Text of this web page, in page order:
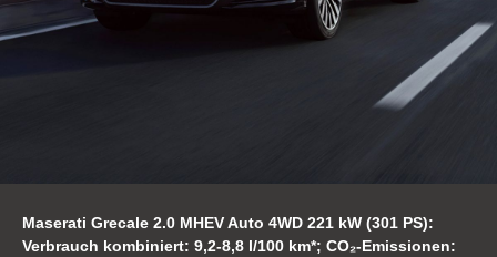
Maserati Grecale 2.0 MHEV Auto 4WD 221 kW (301 PS):
Verbrauch kombiniert: 9,2-8,8 l/100 km*; CO₂-Emissionen: